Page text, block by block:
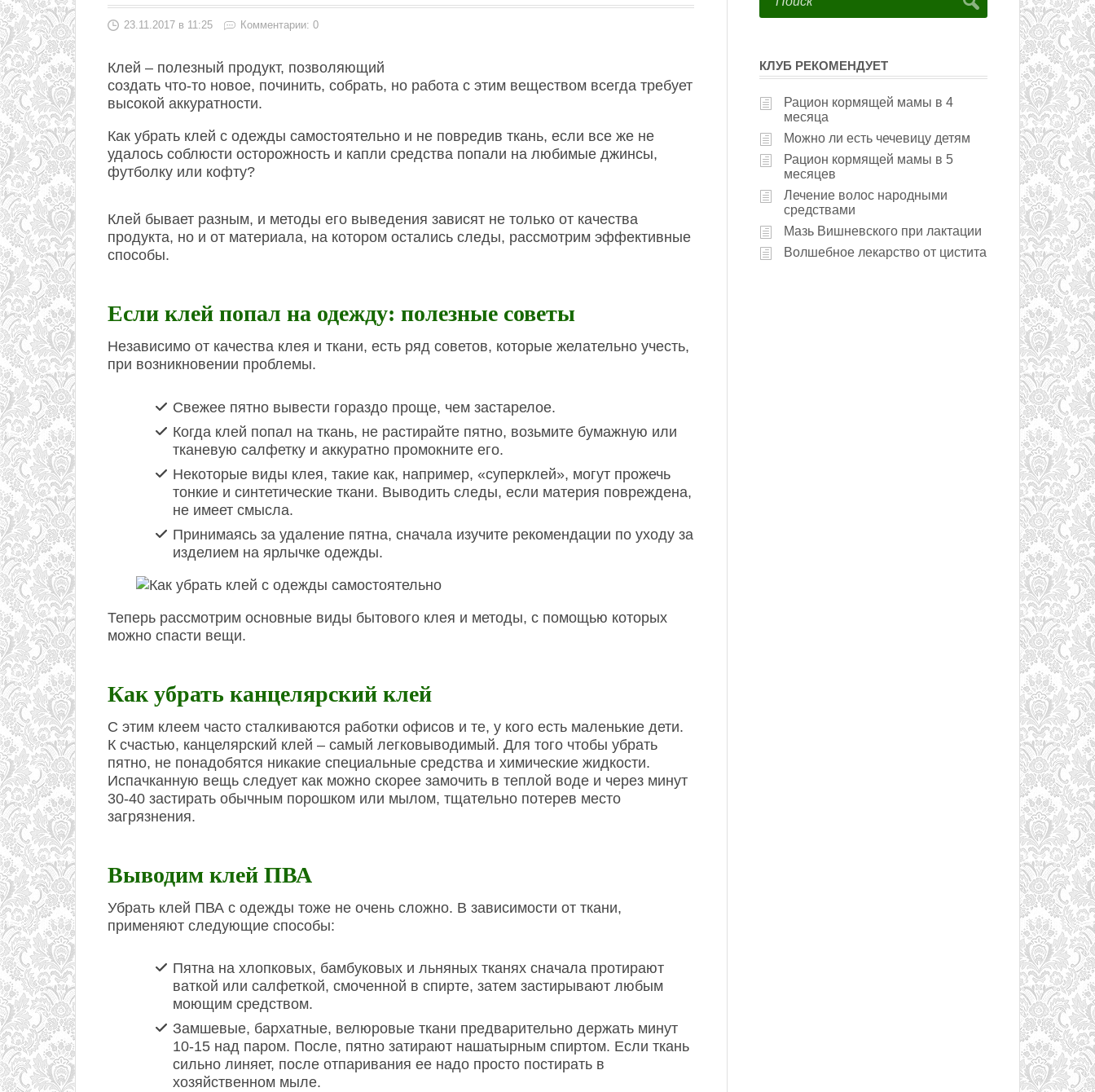
23.11.2017 в 11:25 Комментарии: 0
Клей – полезный продукт, позволяющий
создать что-то новое, починить, собрать, но работа с этим веществом всегда требует
высокой аккуратности.
Как убрать клей с одежды самостоятельно и не повредив ткань, если все же не
удалось соблюсти осторожность и капли средства попали на любимые джинсы,
футболку или кофту?
Клей бывает разным, и методы его выведения зависят не только от качества
продукта, но и от материала, на котором остались следы, рассмотрим эффективные
способы.
Если клей попал на одежду: полезные советы
Независимо от качества клея и ткани, есть ряд советов, которые желательно учесть,
при возникновении проблемы.
Свежее пятно вывести гораздо проще, чем застарелое.
Когда клей попал на ткань, не растирайте пятно, возьмите бумажную или
тканевую салфетку и аккуратно промокните его.
Некоторые виды клея, такие как, например, «суперклей», могут прожечь
тонкие и синтетические ткани. Выводить следы, если материя повреждена,
не имеет смысла.
Принимаясь за удаление пятна, сначала изучите рекомендации по уходу за
изделием на ярлычке одежды.
Теперь рассмотрим основные виды бытового клея и методы, с помощью которых
можно спасти вещи.
Как убрать канцелярский клей
С этим клеем часто сталкиваются работки офисов и те, у кого есть маленькие дети.
К счастью, канцелярский клей – самый легковыводимый. Для того чтобы убрать
пятно, не понадобятся никакие специальные средства и химические жидкости.
Испачканную вещь следует как можно скорее замочить в теплой воде и через минут
30-40 застирать обычным порошком или мылом, тщательно потерев место
загрязнения.
Выводим клей ПВА
Убрать клей ПВА с одежды тоже не очень сложно. В зависимости от ткани,
применяют следующие способы:
Пятна на хлопковых, бамбуковых и льняных тканях сначала протирают
ваткой или салфеткой, смоченной в спирте, затем застирывают любым
моющим средством.
Замшевые, бархатные, велюровые ткани предварительно держать минут
10-15 над паром. После, пятно затирают нашатырным спиртом. Если ткань
сильно линяет, после отпаривания ее надо просто постирать в
хозяйственном мыле.
КЛУБ РЕКОМЕНДУЕТ
Рацион кормящей мамы в 4
месяца
Можно ли есть чечевицу детям
Рацион кормящей мамы в 5
месяцев
Лечение волос народными
средствами
Мазь Вишневского при лактации
Волшебное лекарство от цистита